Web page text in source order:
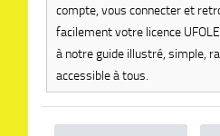
compte, vous connecter et
facilement votre licence
à notre guide illustré, simple,
accessible à tous.